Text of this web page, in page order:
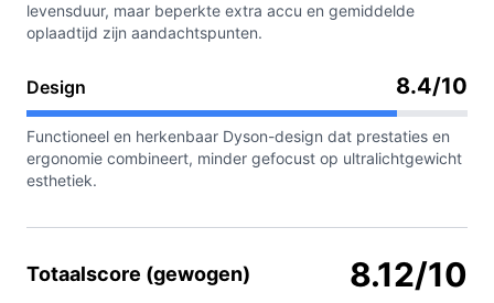
levensduur, maar beperkte extra accu en gemiddelde
oplaadtijd zijn aandachtspunten.
Design 8.4/10
Functioneel en herkenbaar Dyson-design dat prestaties en
ergonomie combineert, minder gefocust op ultralichtgewicht
esthetiek.
Totaalscore (gewogen) 8.12/10